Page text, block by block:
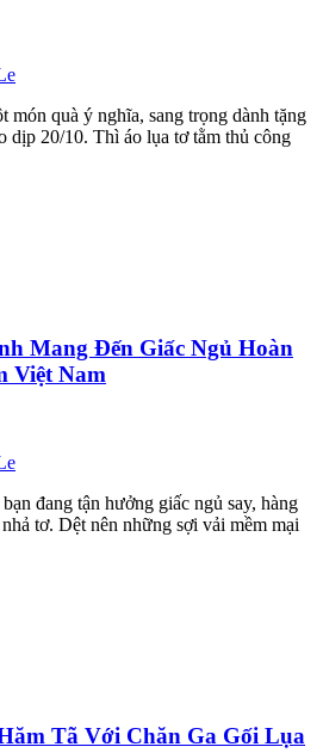
món quà ý nghĩa, sang trọng dành tặng
dịp 20/10. Thì áo lụa tơ tằm thủ công
Mang Đến Giấc Ngủ Hoàn
Việt Nam
đang tận hưởng giấc ngủ say, hàng
tơ. Dệt nên những sợi vải mềm mại
Tã Với Chăn Ga Gối Lụa